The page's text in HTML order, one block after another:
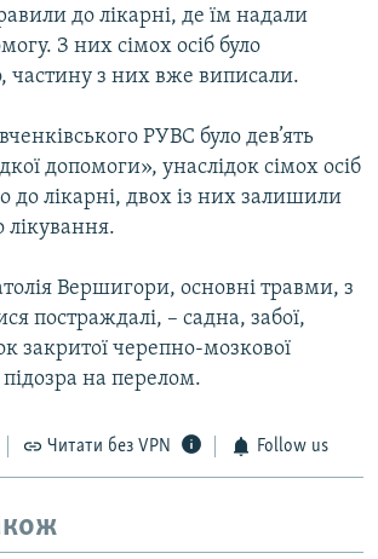
до лікарні, де їм надали
З них сімох осіб було
частину з них вже виписали.
РУВС було дев’ять
допомоги», унаслідок сімох осіб
до лікарні, двох із них залишили
лікування.
Вершигори, основні травми, з
постраждалі, – садна, забої,
закритої черепно-мозкової
на перелом.
Читати без VPN Follow us